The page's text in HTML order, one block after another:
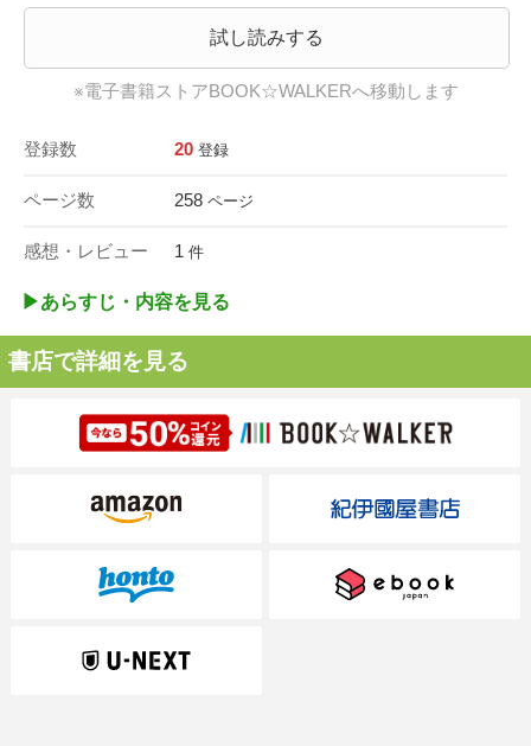
試し読みする
※電子書籍ストアBOOK☆WALKERへ移動します
登録数 20 登録
ページ数 258 ページ
感想・レビュー 1 件
▶︎あらすじ・内容を見る
書店で詳細を見る